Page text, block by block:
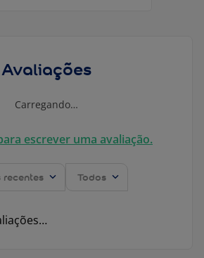
Avaliações
Carregando…
escrever uma avaliação.
recentes Todos